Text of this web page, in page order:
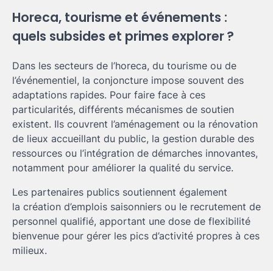
Horeca, tourisme et événements :
quels subsides et primes explorer ?
Dans les secteurs de l’horeca, du tourisme ou de
l’événementiel, la conjoncture impose souvent des
adaptations rapides. Pour faire face à ces
particularités, différents mécanismes de soutien
existent. Ils couvrent l’aménagement ou la rénovation
de lieux accueillant du public, la gestion durable des
ressources ou l’intégration de démarches innovantes,
notamment pour améliorer la qualité du service.
Les partenaires publics soutiennent également
la création d’emplois saisonniers ou le recrutement de
personnel qualifié, apportant une dose de flexibilité
bienvenue pour gérer les pics d’activité propres à ces
milieux.